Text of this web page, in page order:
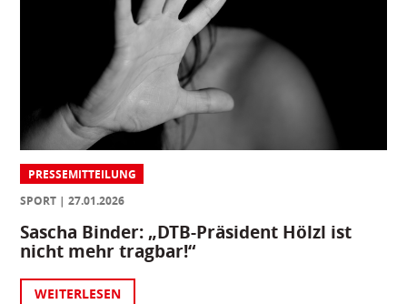
PRESSEMITTEILUNG
SPORT
27.01.2026
Sascha Binder: „DTB-Präsident Hölzl ist
nicht mehr tragbar!“
WEITERLESEN